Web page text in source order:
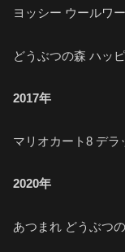
ヨッシー ウールワ
どうぶつの森 ハッ
2017年
マリオカート8 デラ
2020年
あつまれ どうぶつ